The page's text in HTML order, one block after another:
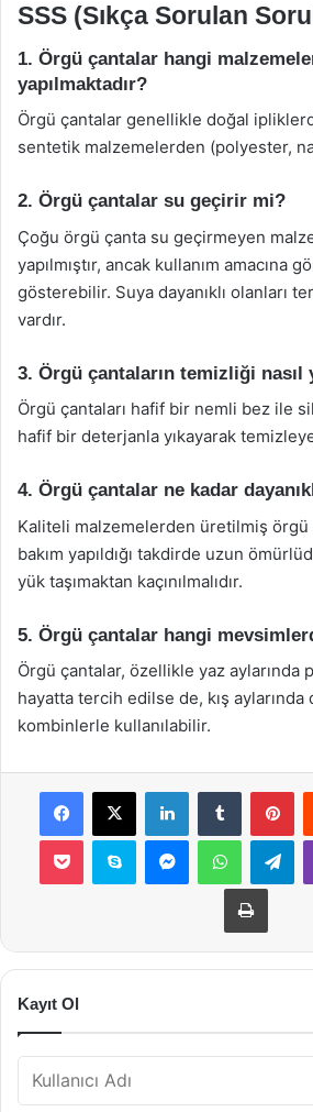
SSS (Sıkça Sorulan
1. Örgü çantalar hangi
yapılmaktadır?
Örgü çantalar genellikle doğal
sentetik malzemelerden (polyester,
2. Örgü çantalar su geçirir mi?
Çoğu örgü çanta su geçirmeyen
yapılmıştır, ancak kullanım amacına
gösterebilir. Suya dayanıklı olanları
vardır.
3. Örgü çantaların temizliği nasıl
Örgü çantaları hafif bir nemli bez ile
hafif bir deterjanla yıkayarak
4. Örgü çantalar ne kadar
Kaliteli malzemelerden üretilmiş örgü
bakım yapıldığı takdirde uzun
yük taşımaktan kaçınılmalıdır.
5. Örgü çantalar hangi
Örgü çantalar, özellikle yaz aylarında
hayatta tercih edilse de, kış aylarında
kombinlerle kullanılabilir.
Facebook
X LinkedInTumblr
Pocket Skype MessengerWhatsApp
Yazdır
Kayıt Ol